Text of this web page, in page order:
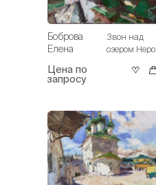
Боброва
Елена
Звон над
озером.Неро
Цена по
запросу